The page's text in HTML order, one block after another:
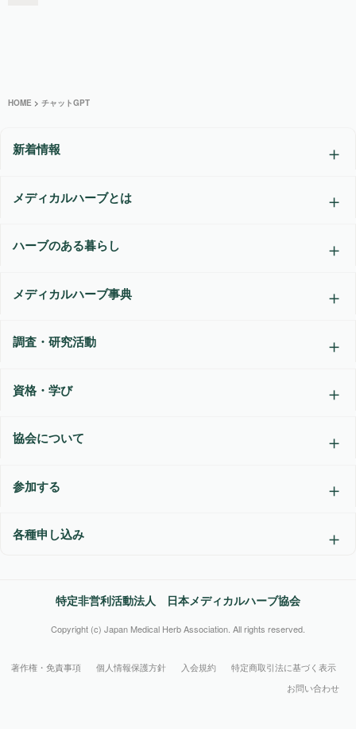
HOME > チャットGPT
新着情報
メディカルハーブとは
ハーブのある暮らし
メディカルハーブ事典
調査・研究活動
資格・学び
協会について
参加する
各種申し込み
特定非営利活動法人 日本メディカルハーブ協会
Copyright (c) Japan Medical Herb Association. All rights reserved.
著作権・免責事項 個人情報保護方針 入会規約
特定商取引法に基づく表示
お問い合わせ